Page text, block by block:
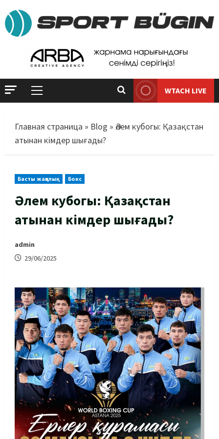
WTACH LIVE
Главная страница » Blog » Әлем кубогы: Қазақстан
атынан кімдер шығады?
Басты жаңалық Бокс
Әлем кубогы: Қазақстан
атынан кімдер шығады?
admin
29/06/2025